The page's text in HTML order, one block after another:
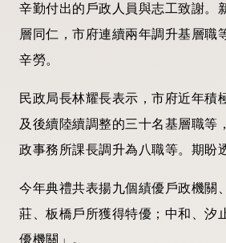
辛勤付出的戶政人員與志工致謝。
層同仁，市府連續兩年調升基層職
辛勞。
民政局長林耀長表示，市府近年積
及後續陸續調整的三十名基層職等
政事務所課長調升為八職等。期盼
今年典禮共表揚九個績優戶政機關
莊、板橋戶所獲得特優；中和、汐
優機關」。